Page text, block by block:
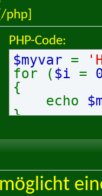
[/php]
PHP-Code:
$myvar =
for ( $i =
{
echo
}